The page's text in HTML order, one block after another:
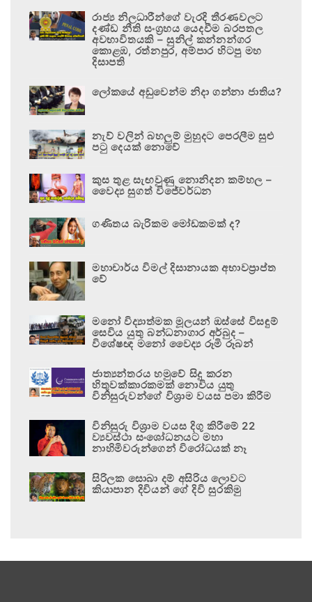
රාජ්‍ය නිලධාරීන්ගේ වැරදි තීරණවලට
දණ්ඩ නීති සංග්‍රහය යෙදවීම බරපතල
අවභාවිතයකි – සුනිල් කන්නන්ගර
කොළඹ, රත්නපුර, අම්පාර හිටපු මහ
දිසාපති
ලෝකයේ අඩුවෙන්ම නිදා ගන්නා ජාතිය?
නැව් වලින් බහලුම් මුහුදට පෙරලීම සුළු
පටු දෙයක් නොවේ
කුස තුළ සැඟවුණු නොනිදන කම්හල –
වෛද්‍ය සුගත් විජේවර්ධන
ගණිතය බැරිකම මෝඩකමක් ද?
මහාචාර්ය විමල් දිසානායක අභාවප්‍රාප්ත
වේ
මනෝ විද්‍යාත්මක මූලයන් ඔස්සේ විසඳුම්
සෙවිය යුතු බන්ධනාගාර අර්බුද –
විශේෂඥ මනෝ වෛද්‍ය රූමි රූබන්
ජාත්‍යන්තරය හමුවේ සිදු කරන
හිතුවක්කාරකමක් නොවිය යුතු
විනිසුරුවන්ගේ විශ්‍රාම වයස පමා කිරීම
විනිසුරු විශ්‍රාම වයස දිගු කිරීමේ 22
ව්‍යවස්ථා සංශෝධනයට මහා
නාහිමිවරුන්ගෙන් විරෝධයක් නෑ
සිරිලක සොබා දම් අසිරිය ලොවට
කියාපාන දිවියන් ගේ දිවි සුරකිමු